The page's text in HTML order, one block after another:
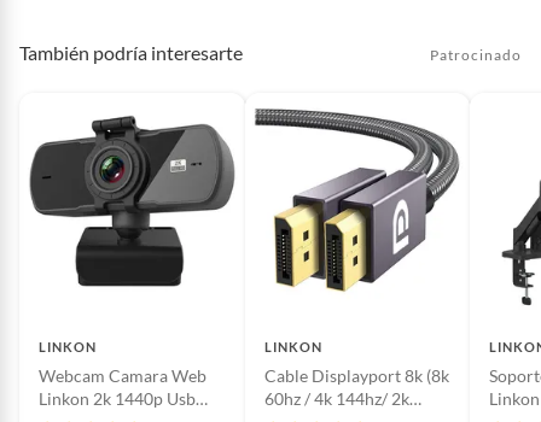
También podría interesarte Patrocinado
LINKON
Webcam Camara Web
Linkon 2k 1440p Usb
LINKON
Cable Displayport 8k (8k
60hz / 4k 144hz/ 2k